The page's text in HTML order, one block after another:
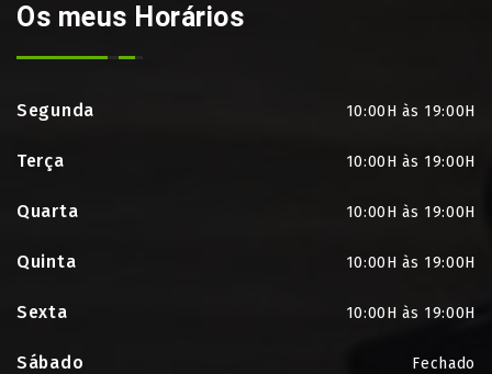
Os meus Horários
Segunda 10:00H às 19:00H
Terça 10:00H às 19:00H
Quarta 10:00H às 19:00H
Quinta 10:00H às 19:00H
Sexta 10:00H às 19:00H
Sábado Fechado